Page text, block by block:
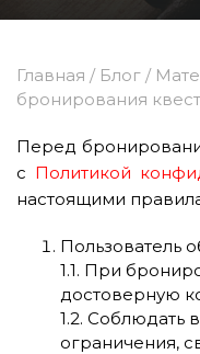
Главная / Блог /
бронирования
Перед
с Политикой
настоящими
Пользователь
1.1. При
достоверную
1.2. Соблюдать
ограничения,